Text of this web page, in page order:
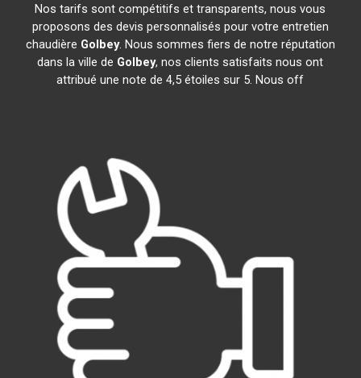
Nos tarifs sont compétitifs et transparents, nous vous
proposons des devis personnalisés pour votre entretien
chaudière Golbey. Nous sommes fiers de notre réputation
dans la ville de Golbey, nos clients satisfaits nous ont
attribué une note de 4,5 étoiles sur 5. Nous off